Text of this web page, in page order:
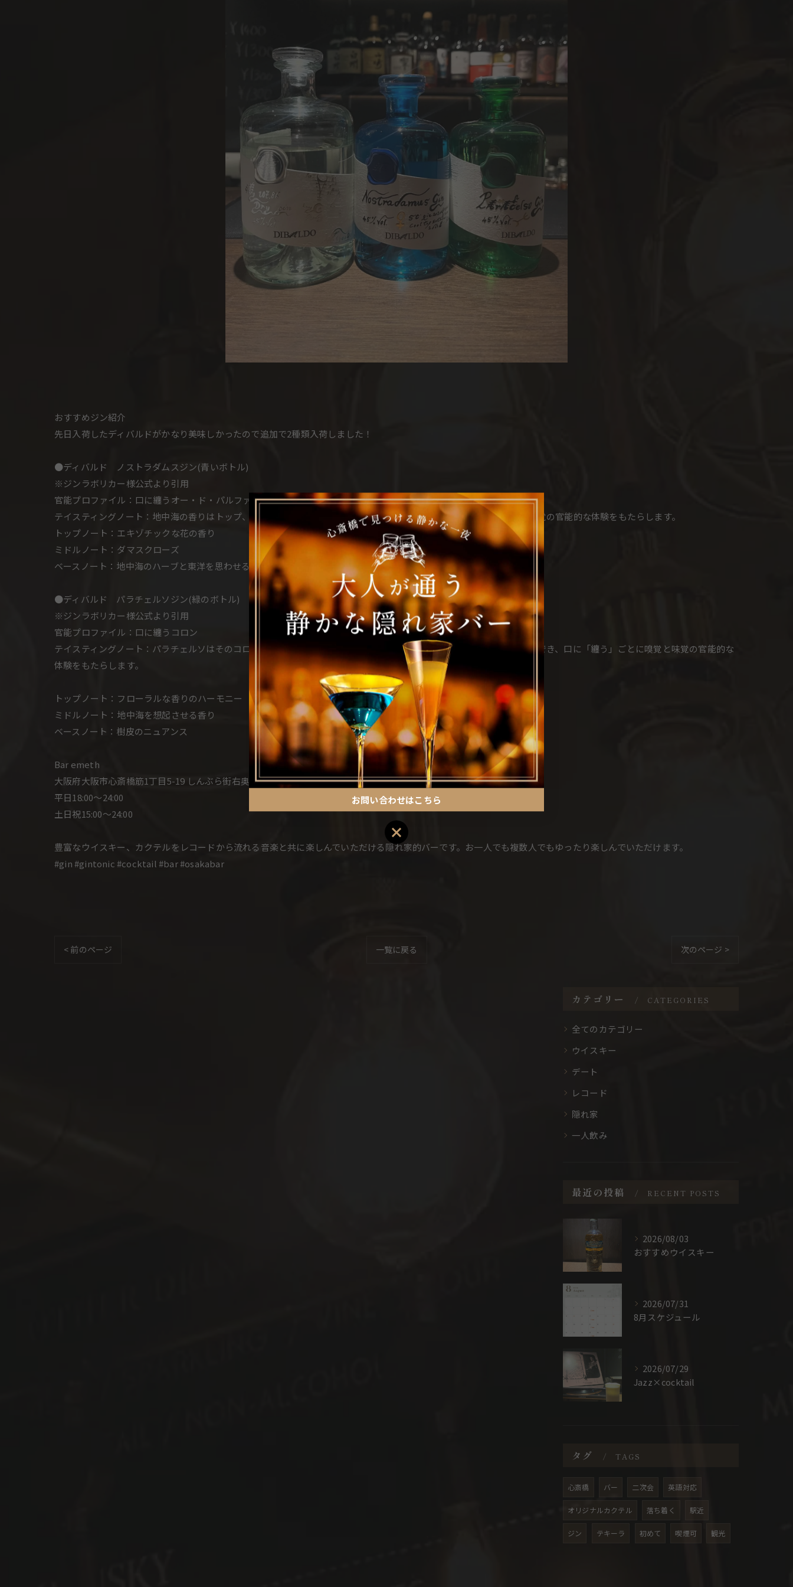
おすすめジン紹介
先日入荷したディバルドがかなり美味しかったので追加で2種類入荷しました！
●ディバルド ノストラダムスジン(青いボトル)
※ジンラボリカー様公式より引用
官能プロファイル：口に纏うオー・ド・パルファム
テイスティングノート：地中海の香りはトップ、ミドル、ベースノートを通して感じられ、口に「纏う」ごとに嗅覚と味覚の官能的な体験をもたらします。
トップノート：エキゾチックな花の香り
ミドルノート：ダマスクローズ
ベースノート：地中海のハーブと東洋を思わせるオリエンタルな香り
●ディバルド パラチェルソジン(緑のボトル)
※ジンラボリカー様公式より引用
官能プロファイル：口に纏うコロン
テイスティングノート：パラチェルソはそのコロンとしての香りをトップ、ミドル、ベースノートを通して感じることができ、口に「纏う」ごとに嗅覚と味覚の官能的な
体験をもたらします。
トップノート：フローラルな香りのハーモニー
ミドルノート：地中海を想起させる香り
ベースノート：樹皮のニュアンス
Bar emeth
大阪府大阪市心斎橋筋1丁目5-19 しんぶら街右奥2階
平日18:00〜24:00
土日祝15:00〜24:00
豊富なウイスキー、カクテルをレコードから流れる音楽と共に楽しんでいただける隠れ家的バーです。お一人でも複数人でもゆったり楽しんでいただけます。
#gin #gintonic #cocktail #bar #osakabar
< 前のページ 一覧に戻る 次のページ >
カテゴリー CATEGORIES
全てのカテゴリー
ウイスキー
デート
レコード
隠れ家
一人飲み
最近の投稿 RECENT POSTS
2026/08/03
おすすめウイスキー
2026/07/31
8月スケジュール
2026/07/29
Jazz×cocktail
タグ TAGS
心斎橋 バー 二次会 英語対応
オリジナルカクテル 落ち着く 駅近
ジン テキーラ 初めて 喫煙可 観光
お問い合わせはこちら
お問い合わせはこちら